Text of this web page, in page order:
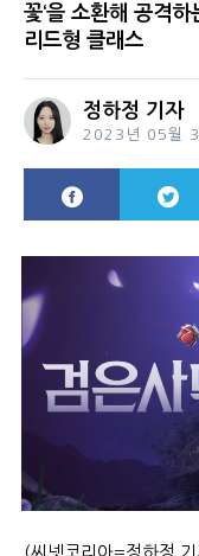
꽃‘을 소환해 공격하
리드형 클래스
정하정 기자
2023년 05월
(씨넷코리아=정하정